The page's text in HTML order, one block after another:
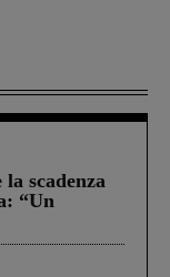
scadenza
“Un